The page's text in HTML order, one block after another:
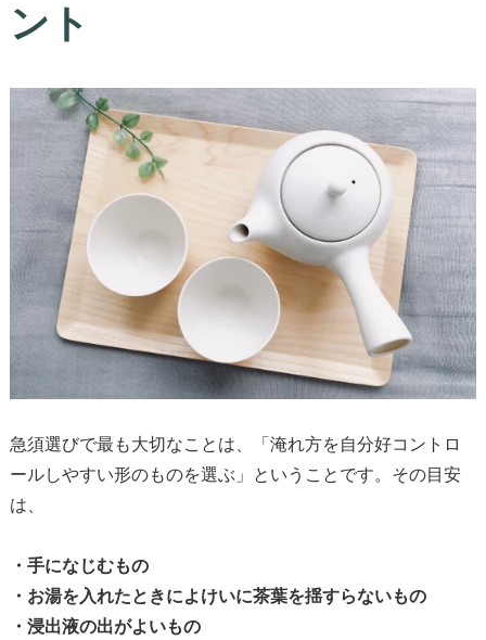
ント
急須選びで最も大切なことは、「淹れ方を自分好コントロ
ールしやすい形のものを選ぶ」ということです。その目安
は、
・手になじむもの
・お湯を入れたときによけいに茶葉を揺すらないもの
・浸出液の出がよいもの